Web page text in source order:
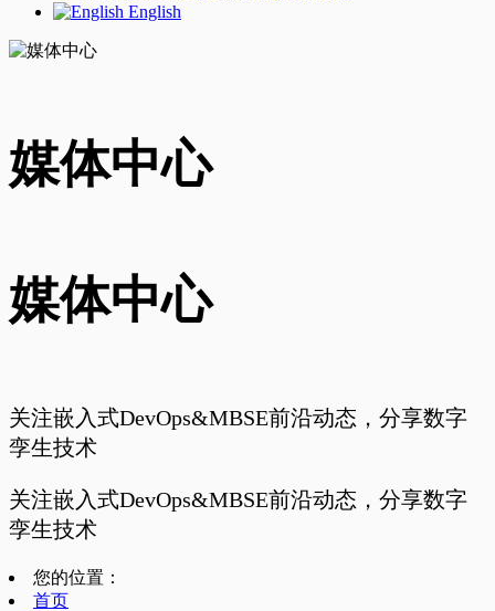
English
媒体中心
媒体中心
关注嵌入式DevOps&MBSE前沿动态，分享数字
孪生技术
关注嵌入式DevOps&MBSE前沿动态，分享数字
孪生技术
您的位置：
首页